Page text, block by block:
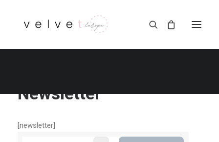
Newsletter
[newsletter]